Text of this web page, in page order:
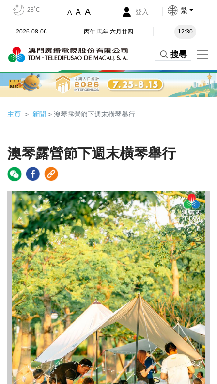
28˚C A A A 登入 繁
2026-08-06 丙午 馬年 六月廿四 12:30
搜尋
主頁 新聞 > 澳琴露營節下週末橫琴舉行
澳琴露營節下週末橫琴舉行